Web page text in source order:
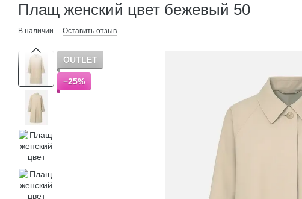
Плащ женский цвет бежевый 50
В наличии Оставить отзыв
OUTLET
−25%